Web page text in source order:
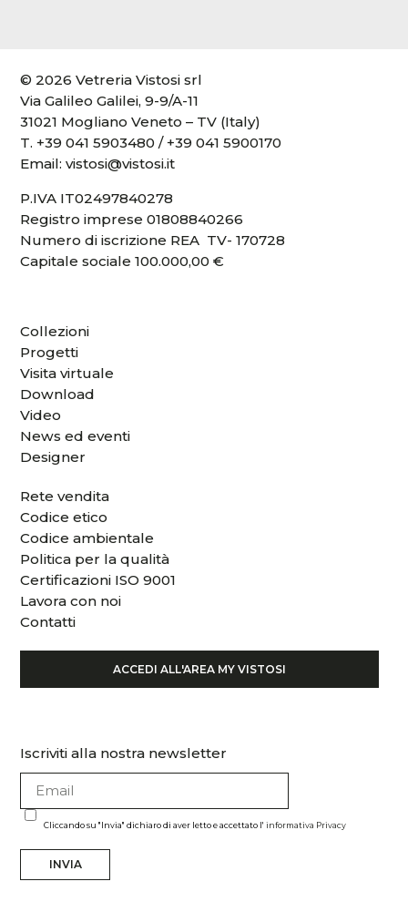
© 2026 Vetreria Vistosi srl
Via Galileo Galilei, 9-9/A-11
31021 Mogliano Veneto – TV (Italy)
T. +39 041 5903480 / +39 041 5900170
Email:vistosi@vistosi.it
P.IVA IT02497840278
Registro imprese 01808840266
Numero di iscrizione REA TV- 170728
Capitale sociale 100.000,00 €
Collezioni
Progetti
Visita virtuale
Download
Video
News ed eventi
Designer
Rete vendita
Codice etico
Codice ambientale
Politica per la qualità
Certificazioni ISO 9001
Lavora con noi
Contatti
ACCEDI ALL'AREA MY VISTOSI
Iscriviti alla nostra newsletter
Cliccando su "Invia" dichiaro di aver letto e accettato l'informativa Privacy
INVIA